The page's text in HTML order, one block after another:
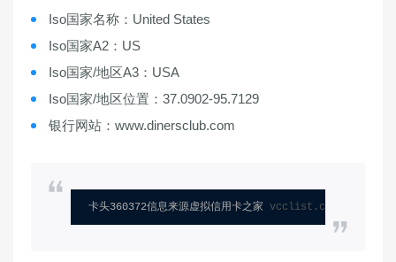
Iso国家名称：United States
Iso国家A2：US
Iso国家/地区A3：USA
Iso国家/地区位置：37.0902-95.7129
银行网站：www.dinersclub.com
卡头360372信息来源虚拟信用卡之家 vcclist.com